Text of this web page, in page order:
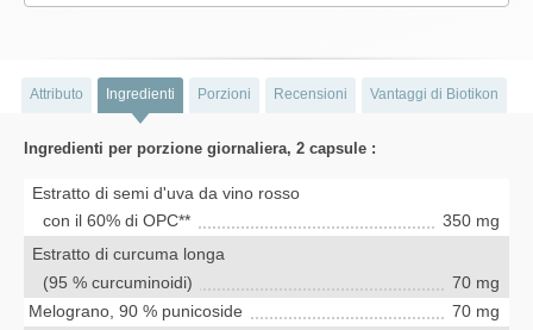
Attributo Ingredienti Porzioni Recensioni Vantaggi di Biotikon
Ingredienti per porzione giornaliera, 2 capsule :
Estratto di semi d'uva da vino rosso
con il 60% di OPC**
350 mg
Estratto di curcuma longa
(95 % curcuminoidi)
70 mg
Melograno, 90 % punicoside
70 mg